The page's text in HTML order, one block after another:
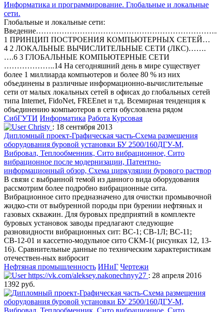
Информатика и программирование. Глобальные и локальные
сети.
Глобальные и локальные сети:
1 ПРИНЦИП ПОСТРОЕНИЯ КОМПЬЮТЕРНЫХ СЕТЕЙ…
4 2 ЛОКАЛЬНЫЕ ВЫЧИСЛИТЕЛЬНЫЕ СЕТИ (ЛКС)…….
….6 3 ГЛОБАЛЬНЫЕ КОМПЬЮТЕРНЫЕ СЕТИ
………………..14 На сегодняшний день в мире существует
более 1 миллиарда компьютеров и более 80 % из них
объединены в различные информационно-вычислительные
сети от малых локальных сетей в офисах до глобальных сетей
типа Internet, FidoNet, FREEnet и т.д. Всемирная тенденция к
объединению компьютеров в сети обусловлена рядом
СибГУТИ Информатика Работа Курсовая
Christy : 18 сентября 2013
Дипломный проект-Графическая часть-Схема размещения
оборудования буровой установки БУ 2500/160ДГУ-М,
Вибровал, Теплообменник, Сито вибрационное, Сито
вибрационное после модернизации, Патентно-
информационный обзор, Схема циркуляции бурового раствор
В связи с выбранной темой из данного вида оборудования
рассмотрим более подробно вибрационные сита.
Вибрационное сито предназначено для очистки промывочной
жидко-сти от выбуренной породы при бурении нефтяных и
газовых скважин. Для буровых предприятий в комплекте
буровых установок заводы предлагают следующие
разновидности вибрационных сит: ВС-1; СВ-1Л; ВС-11;
СВ-12-01 и кассетно-модульное сито СКМ-1( рисунках 12, 13-
16). Сравнительные данные по техническим характеристикам
отечествен-ных вибросит
Нефтяная промышленность ИНиГ Чертежи
https://vk.com/aleksey.nakonechnyy27 : 28 апреля 2016
1392 руб.